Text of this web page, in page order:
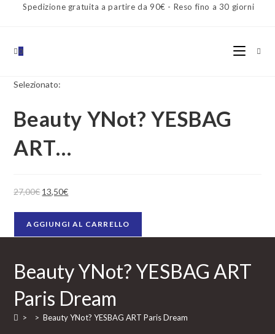
Spedizione gratuita a partire da 90€ - Reso fino a 30 giorni
0
Selezionato:
Beauty YNot? YESBAG
ART…
27,00€ Il
originale
era:
13,50€Il
attuale
è:
ART
Paris
Dream
AGGIUNGI AL CARRELLO
Beauty YNot? YESBAG ART
Paris Dream
> > Beauty YNot? YESBAG ART Paris Dream